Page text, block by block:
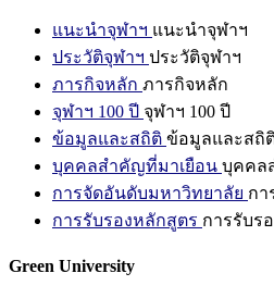
แนะนำจุฬาฯ แนะนำจุฬาฯ
ประวัติจุฬาฯ ประวัติจุฬาฯ
ภารกิจหลัก ภารกิจหลัก
จุฬาฯ 100 ปี จุฬาฯ 100 ปี
ข้อมูลและสถิติ ข้อมูลและสถิ
บุคคลสำคัญที่มาเยือน บุคคล
การจัดอันดับมหาวิทยาลัย กา
การรับรองหลักสูตร การรับร
Green University